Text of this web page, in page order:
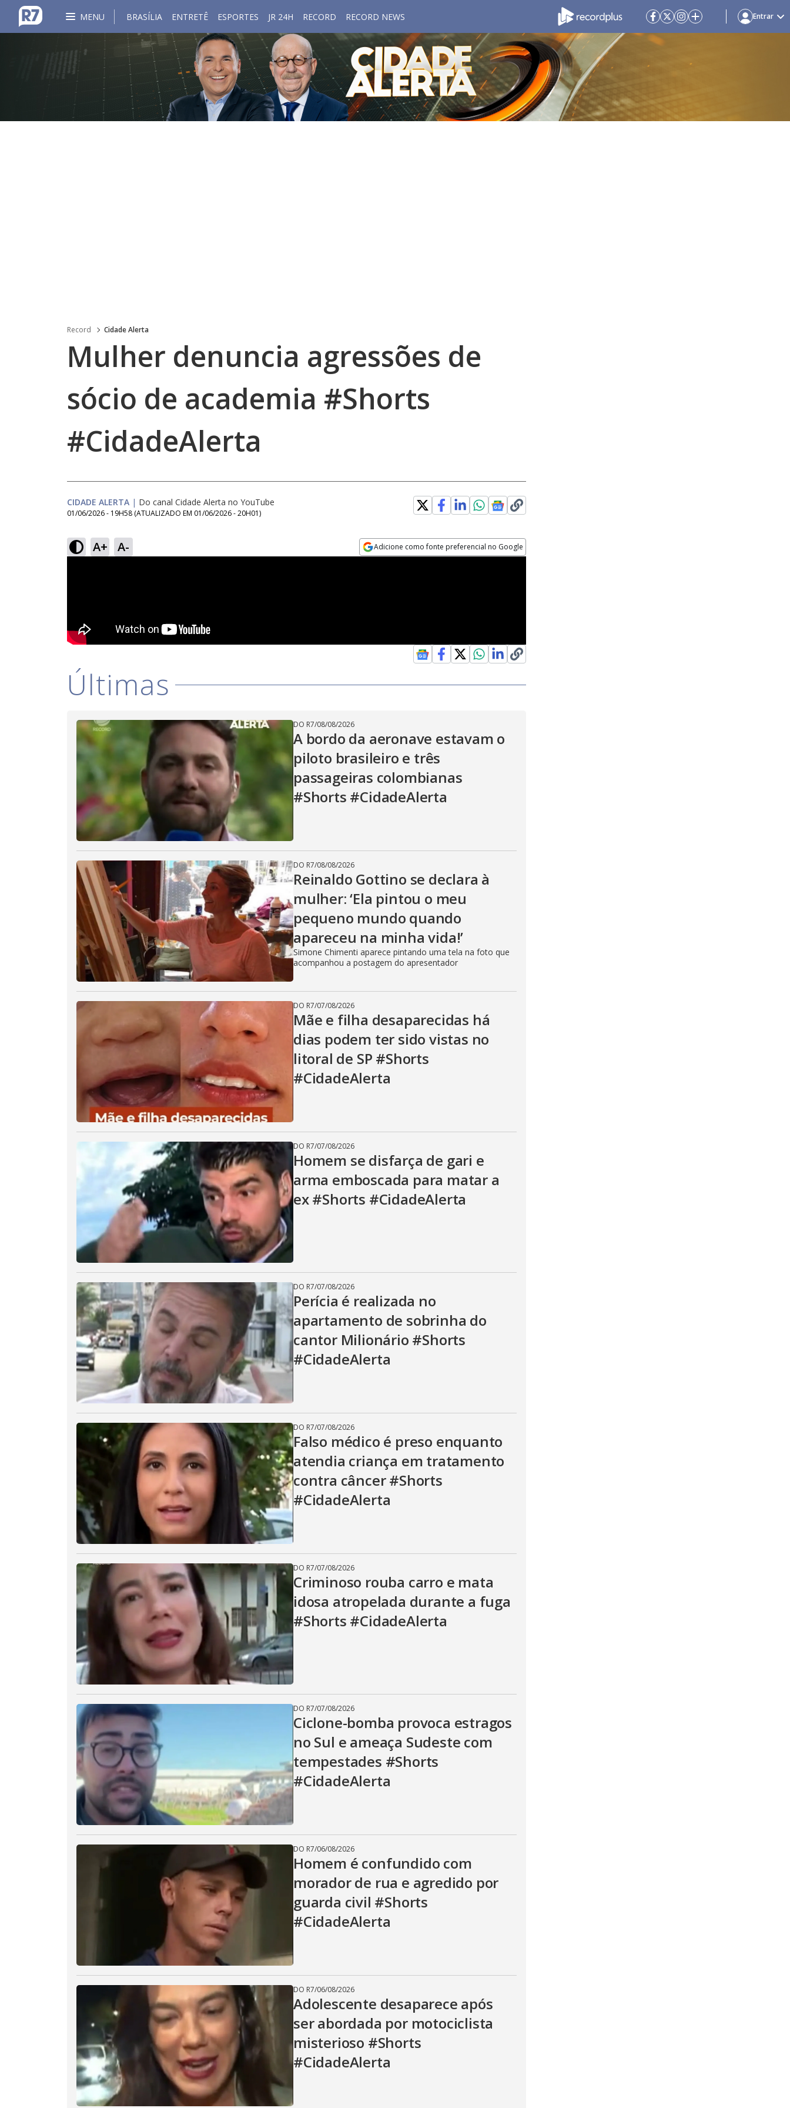
MENU BRASÍLIA ENTRETÊ ESPORTES JR 24H RECORD RECORD NEWS Entrar
Record Cidade Alerta
Mulher denuncia agressões de
sócio de academia #Shorts
#CidadeAlerta
CIDADE ALERTA | Do canal Cidade Alerta no YouTube
01/06/2026 - 19H58 (ATUALIZADO EM 01/06/2026 - 20H01)
A+ A- Adicione como fonte preferencial no Google
Últimas
DO R7/08/08/2026
A bordo da aeronave estavam o
piloto brasileiro e três
passageiras colombianas
#Shorts #CidadeAlerta
DO R7/08/08/2026
Reinaldo Gottino se declara à
mulher: ‘Ela pintou o meu
pequeno mundo quando
apareceu na minha vida!’
Simone Chimenti aparece pintando uma tela na foto que
acompanhou a postagem do apresentador
DO R7/07/08/2026
Mãe e filha desaparecidas há
dias podem ter sido vistas no
litoral de SP #Shorts
#CidadeAlerta
DO R7/07/08/2026
Homem se disfarça de gari e
arma emboscada para matar a
ex #Shorts #CidadeAlerta
DO R7/07/08/2026
Perícia é realizada no
apartamento de sobrinha do
cantor Milionário #Shorts
#CidadeAlerta
DO R7/07/08/2026
Falso médico é preso enquanto
atendia criança em tratamento
contra câncer #Shorts
#CidadeAlerta
DO R7/07/08/2026
Criminoso rouba carro e mata
idosa atropelada durante a fuga
#Shorts #CidadeAlerta
DO R7/07/08/2026
Ciclone-bomba provoca estragos
no Sul e ameaça Sudeste com
tempestades #Shorts
#CidadeAlerta
DO R7/06/08/2026
Homem é confundido com
morador de rua e agredido por
guarda civil #Shorts
#CidadeAlerta
DO R7/06/08/2026
Adolescente desaparece após
ser abordada por motociclista
misterioso #Shorts
#CidadeAlerta